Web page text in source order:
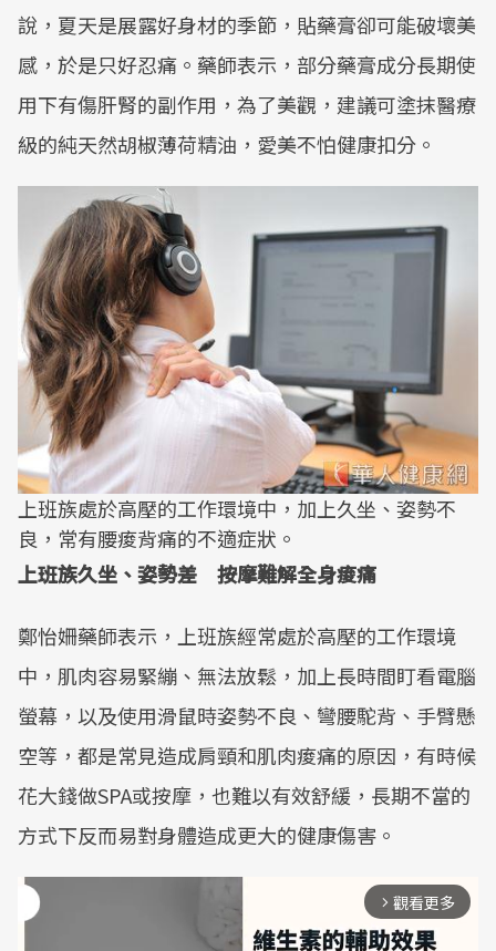
說，夏天是展露好身材的季節，貼藥膏卻可能破壞美
感，於是只好忍痛。藥師表示，部分藥膏成分長期使
用下有傷肝腎的副作用，為了美觀，建議可塗抹醫療
級的純天然胡椒薄荷精油，愛美不怕健康扣分。
上班族處於高壓的工作環境中，加上久坐、姿勢不
良，常有腰痠背痛的不適症狀。
上班族久坐、姿勢差 按摩難解全身痠痛
鄭怡姍藥師表示，上班族經常處於高壓的工作環境
中，肌肉容易緊繃、無法放鬆，加上長時間盯看電腦
螢幕，以及使用滑鼠時姿勢不良、彎腰駝背、手臂懸
空等，都是常見造成肩頸和肌肉痠痛的原因，有時候
花大錢做SPA或按摩，也難以有效舒緩，長期不當的
方式下反而易對身體造成更大的健康傷害。
arrow_forward_ios 觀看更多